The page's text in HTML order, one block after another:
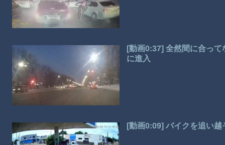
[動画0:37] 全然間に合っ
に進入
[動画0:09] バイクを追い